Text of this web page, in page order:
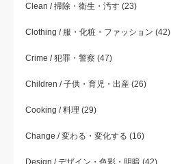
Clean / 掃除・衛生・汚す (23)
Clothing / 服・化粧・ファッション (42)
Crime / 犯罪・警察 (47)
Children / 子供・育児・出産 (26)
Cooking / 料理 (29)
Change / 変わる・変化する (16)
Design / デザイン・色彩・明暗 (42)